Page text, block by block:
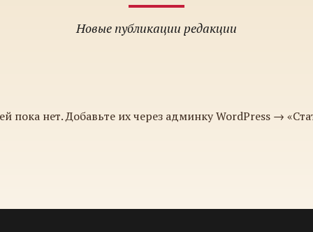
Новые публикации редакции
пока нет. Добавьте их через админку WordPress →